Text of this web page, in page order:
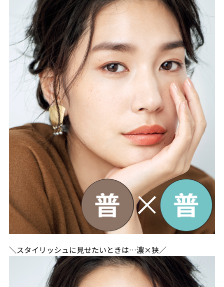
＼スタイリッシュに見せたいときは…濃×狭／